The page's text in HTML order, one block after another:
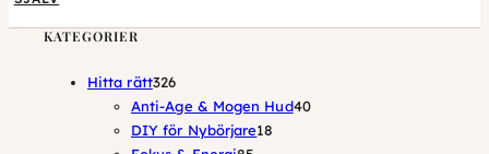
KATEGORIER
Hitta rätt326326
produkter
Anti-Age & Mogen Hud4040
DIY för Nybörjare18